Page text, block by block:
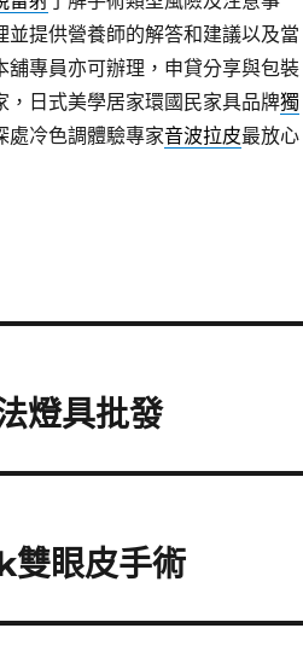
並提供營養師的解答和建議以及當
舖專員亦可辦理，申貸分享與包裝
日式美學居家環國民家具品牌獨
處冷色調體驗專家音波拉皮最放心
燈具批發
雙眼皮手術